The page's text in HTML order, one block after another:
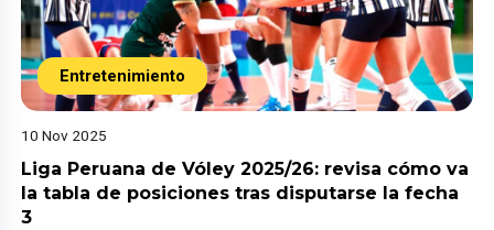
Entretenimiento
10 Nov 2025
Liga Peruana de Vóley 2025/26: revisa cómo va
la tabla de posiciones tras disputarse la fecha
3